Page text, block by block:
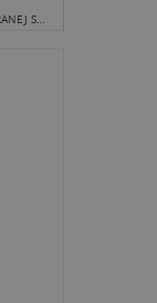
NIEWIELKI REGAŁ SKŁADAJĄCY SIĘ Z OTWIERANEJ SZAFKI ORAZ TRZECH MAŁYCH PÓŁECZKĘ MOŻE CHWYCIĆ ZA SERCE.